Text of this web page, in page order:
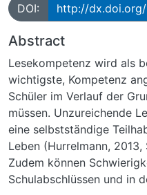
DOI: http://
Abstract
Lesekompetenz wird als
wichtigste, Kompetenz
Schüler im Verlauf der
müssen. Unzureichende
eine selbstständige
Leben (Hurrelmann, 2013,
Zudem können
Schulabschlüssen und in